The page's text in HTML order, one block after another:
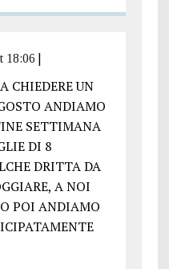
18:06
CHIEDERE UN
ANDIAMO
SETTIMANA
DI 8
DRITTA DA
A NOI
POI ANDIAMO